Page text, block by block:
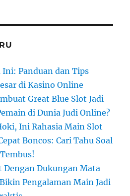
Panduan dan Tips
di Kasino Online
Great Blue Slot Jadi
di Dunia Judi Online?
Ini Rahasia Main Slot
Boncos: Cari Tahu Soal
Dengan Dukungan Mata
Pengalaman Main Jadi